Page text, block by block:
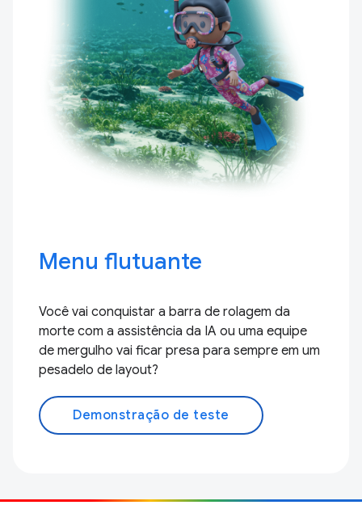
Menu flutuante
Você vai conquistar a barra de rolagem da
morte com a assistência da IA ou uma equipe
de mergulho vai ficar presa para sempre em um
pesadelo de layout?
Demonstração de teste